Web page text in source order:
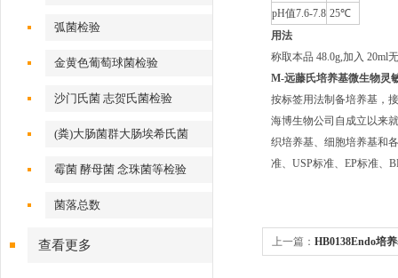
弧菌检验
金黄色葡萄球菌检验
沙门氏菌 志贺氏菌检验
(粪)大肠菌群大肠埃希氏菌
霉菌 酵母菌 念珠菌等检验
菌落总数
查看更多
pH值7.6-7.8 25℃
用法
称取本品 48.0g,加入 20ml
M-远藤氏培养基微生物灵
按标签用法制备培养基，
海博生物公司自成立以来
织培养基、细胞培养基和
准、USP标准、EP标准、
上一篇： HB0138Endo培